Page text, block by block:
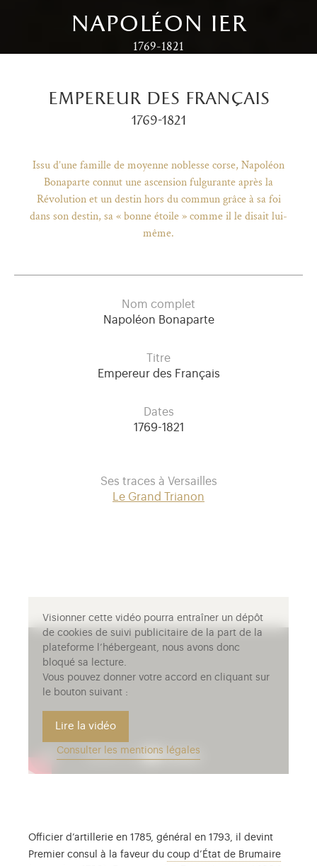
napoléon ier
1769-1821
empereur des français
1769-1821
Issu d’une famille de moyenne noblesse corse, Napoléon
Bonaparte connut une ascension fulgurante après la
Révolution et un destin hors du commun grâce à sa foi
dans son destin, sa « bonne étoile » comme il le disait lui-
même.
Nom complet
Napoléon Bonaparte
Titre
Empereur des Français
Dates
1769-1821
Ses traces à Versailles
Le Grand Trianon
Visionner cette vidéo pourra entraîner un dépôt
de cookies de suivi publicitaire de la part de la
plateforme l’hébergeant, nous avons donc
bloqué sa lecture.
Vous pouvez donner votre accord en cliquant sur
le bouton suivant :
Lire la vidéo
Consulter les mentions légales
Officier d’artillerie en 1785, général en 1793, il devint
Premier consul à la faveur du coup d’État de BrumaireIl